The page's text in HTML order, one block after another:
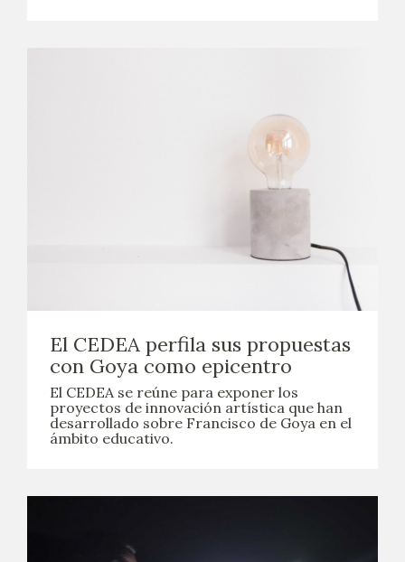
El CEDEA perfila sus propuestas
con Goya como epicentro
El CEDEA se reúne para exponer los
proyectos de innovación artística que han
desarrollado sobre Francisco de Goya en el
ámbito educativo.